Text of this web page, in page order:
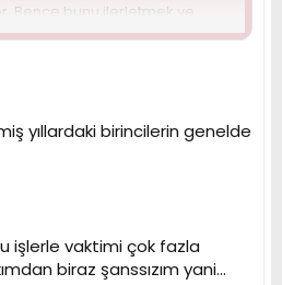
Bence bunu ilerletmek ve
eminim.
yıllardaki birincilerin genelde
işlerle vaktimi çok fazla
biraz şanssızım yani...